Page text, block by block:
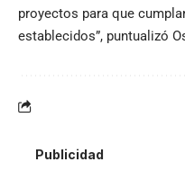
proyectos para que
establecidos”, puntualizó
Publicidad